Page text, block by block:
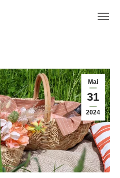
Mai
31
2024